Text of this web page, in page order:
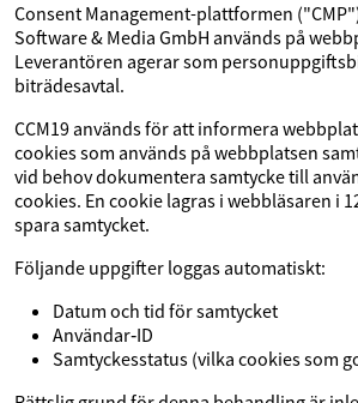
Consent Management-plattformen
Software & Media GmbH används på
Leverantören agerar som
biträdesavtal.
CCM19 används för att informera
cookies som används på webbplatsen
vid behov dokumentera samtycke till
cookies. En cookie lagras i webbläsaren i
spara samtycket.
Följande uppgifter loggas automatiskt:
Datum och tid för samtycket
Användar‑ID
Samtyckesstatus (vilka cookies som